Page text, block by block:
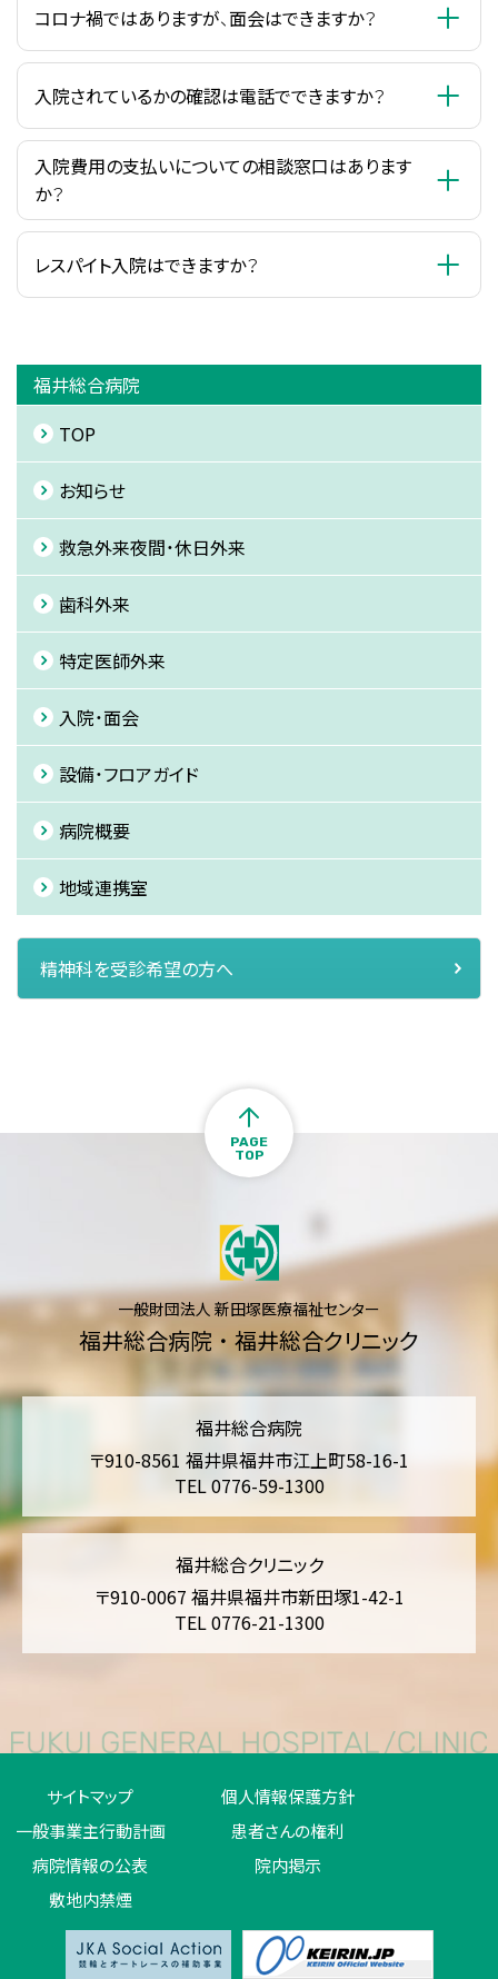
コロナ禍ではありますが、面会はできますか？
入院されているかの確認は電話でできますか？
入院費用の支払いについての相談窓口はあります
か？
レスパイト入院はできますか？
福井総合病院
TOP
お知らせ
救急外来夜間・休日外来
歯科外来
特定医師外来
入院・面会
設備・フロアガイド
病院概要
地域連携室
精神科を受診希望の方へ
PAGE
TOP
一般財団法人 新田塚医療福祉センター
福井総合病院 ・ 福井総合クリニック
福井総合病院
〒910-8561 福井県福井市江上町58-16-1
TEL 0776-59-1300
福井総合クリニック
〒910-0067 福井県福井市新田塚1-42-1
TEL 0776-21-1300
サイトマップ
個人情報保護方針
一般事業主行動計画
患者さんの権利
病院情報の公表
院内掲示
敷地内禁煙